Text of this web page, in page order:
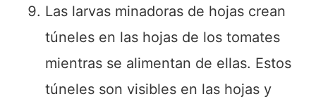
Las larvas minadoras de hojas crean
túneles en las hojas de los tomates
mientras se alimentan de ellas. Estos
túneles son visibles en las hojas y